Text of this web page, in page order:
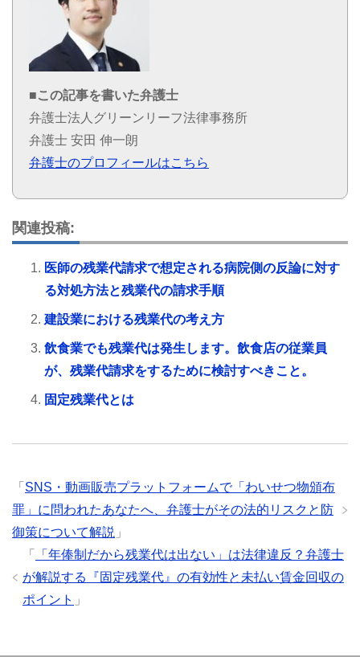
■この記事を書いた弁護士
弁護士法人グリーンリーフ法律事務所
弁護士 安田 伸一朗
弁護士のプロフィールはこちら
関連投稿:
医師の残業代請求で想定される病院側の反論に対す
る対処方法と残業代の請求手順
建設業における残業代の考え方
飲食業でも残業代は発生します。飲食店の従業員
が、残業代請求をするために検討すべきこと。
固定残業代とは
「 SNS・動画販売プラットフォームで「わいせつ物頒布
罪」に問われたあなたへ、弁護士がその法的リスクと防
御策について解説 」
「
「年俸制だから残業代は出ない」は法律違反？弁護士
が解説する『固定残業代』の有効性と未払い賃金回収の
ポイント 」